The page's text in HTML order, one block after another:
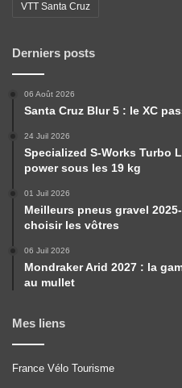
VTT Santa Cruz
Derniers posts
06 Août 2026
Santa Cruz Blur 5 : le XC
24 Juil 2026
Specialized S-Works Turbo
power sous les 19 kg
01 Juil 2026
Meilleurs pneus gravel
choisir les vôtres
06 Juil 2026
Mondraker Arid 2027 : la
au mullet
Mes liens
France Vélo Tourisme